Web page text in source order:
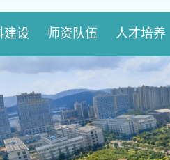
建设 师资队伍 人才培养